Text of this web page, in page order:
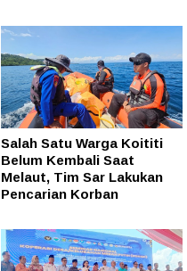
Salah Satu Warga Koititi
Belum Kembali Saat
Melaut, Tim Sar Lakukan
Pencarian Korban